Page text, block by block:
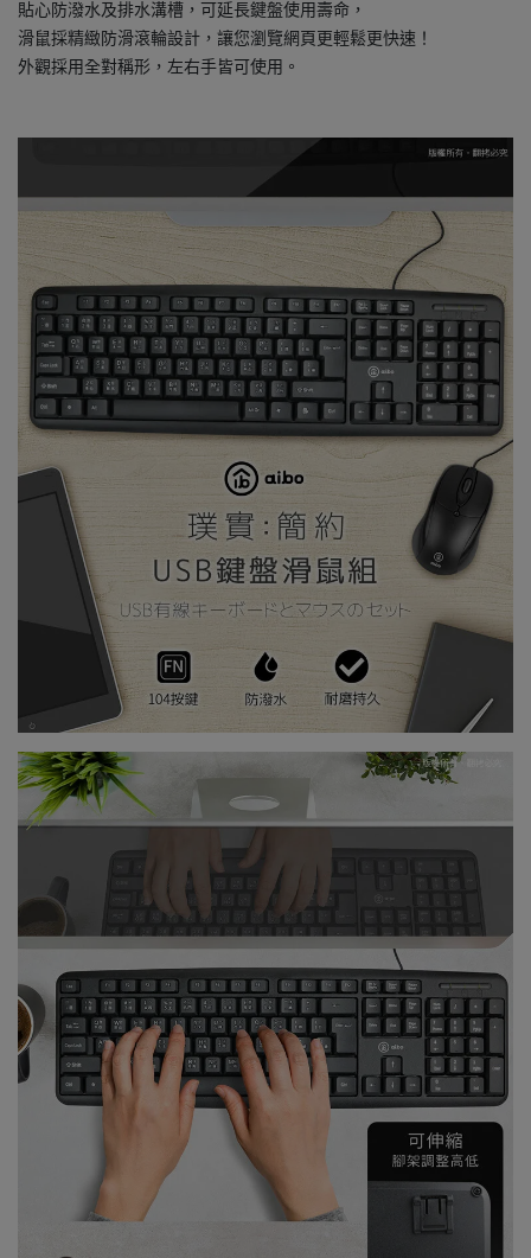
貼心防潑水及排水溝槽，可延長鍵盤使用壽命，
滑鼠採精緻防滑滾輪設計，讓您瀏覽網頁更輕鬆更快速！
外觀採用全對稱形，左右手皆可使用。